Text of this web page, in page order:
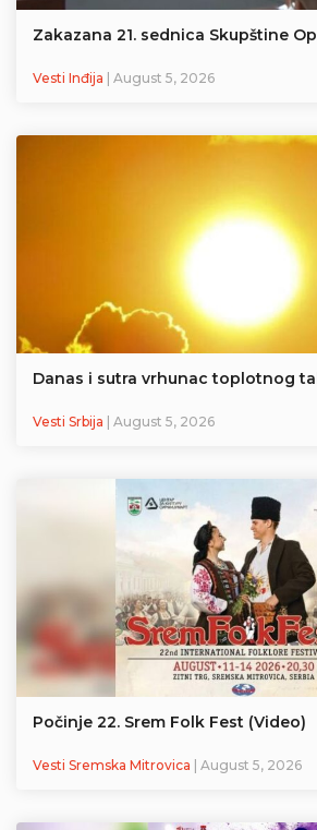
Zakazana 21. sednica Skupštine
Vesti Inđija | August 5, 2026
Danas i sutra vrhunac toplotnog
Vesti Srbija | August 5, 2026
Počinje 22. Srem Folk Fest (Video)
Vesti Sremska Mitrovica | August 5, 2026